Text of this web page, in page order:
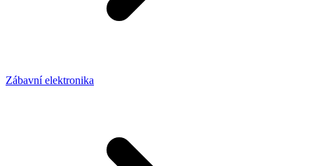
Zábavní elektronika